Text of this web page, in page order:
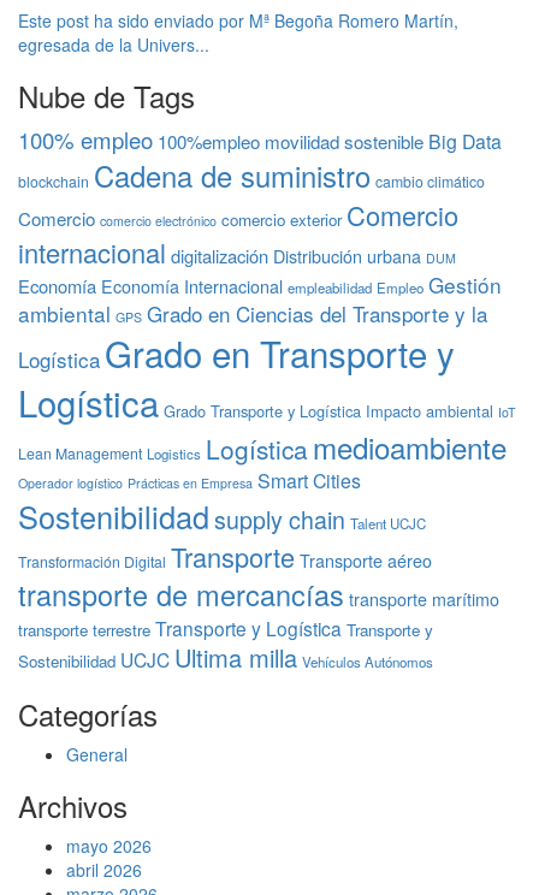
Este post ha sido enviado por Mª Begoña Romero Martín,
egresada de la Univers...
Nube de Tags
100% empleo 100%empleo movilidad sostenible Big Data
blockchain Cadena de suministro cambio climático
Comercio comercio electrónico comercio exterior Comercio
internacional digitalización Distribución urbana DUM
Economía Economía Internacional empleabilidad Empleo Gestión
ambiental GPS Grado en Ciencias del Transporte y la
Logística Grado en Transporte y
Logística Grado Transporte y Logística Impacto ambiental IoT
Lean Management Logistics Logística medioambiente
Operador logístico Prácticas en Empresa Smart Cities
Sostenibilidadsupply chain Talent UCJC
Transformación Digital Transporte Transporte aéreo
transporte de mercancías transporte marítimo
transporte terrestre Transporte y Logística Transporte y
Sostenibilidad UCJC Ultima milla Vehículos Autónomos
Categorías
General
Archivos
mayo 2026
abril 2026